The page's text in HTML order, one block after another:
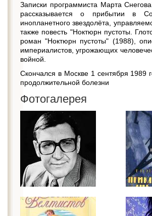
Записки программиста Марта
рассказывается о прибытии в
инопланетного звездолёта,
также повесть "Ноктюрн пустоты.
роман "Ноктюрн пустоты" (1988),
империалистов, угрожающих
войной.
Скончался в Москве 1 сентября 1989
продолжительной болезни
Фотогалерея